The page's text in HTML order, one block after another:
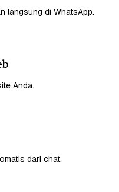
langsung di WhatsApp.
Anda.
dari chat.